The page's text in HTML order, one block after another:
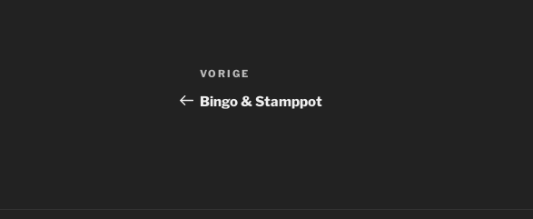
Bericht
navigatie
Vorig
bericht
VORIGE
Bingo & Stamppot